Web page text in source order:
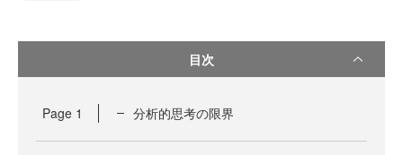
目次
Page 1 分析的思考の限界